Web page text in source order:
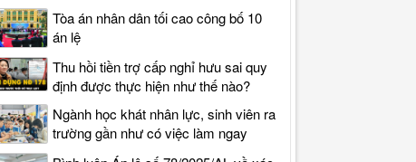
Tòa án nhân dân tối cao công bố 10
án lệ
Thu hồi tiền trợ cấp nghỉ hưu sai quy
định được thực hiện như thế nào?
Ngành học khát nhân lực, sinh viên ra
trường gần như có việc làm ngay